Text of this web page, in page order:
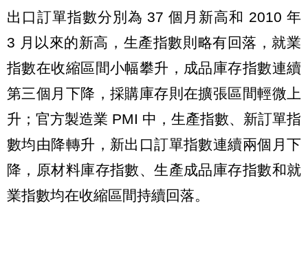
出口訂單指數分別為 37 個月新高和 2010 年
3 月以來的新高，生產指數則略有回落，就業
指數在收縮區間小幅攀升，成品庫存指數連續
第三個月下降，採購庫存則在擴張區間輕微上
升；官方製造業 PMI 中，生產指數、新訂單指
數均由降轉升，新出口訂單指數連續兩個月下
降，原材料庫存指數、生產成品庫存指數和就
業指數均在收縮區間持續回落。